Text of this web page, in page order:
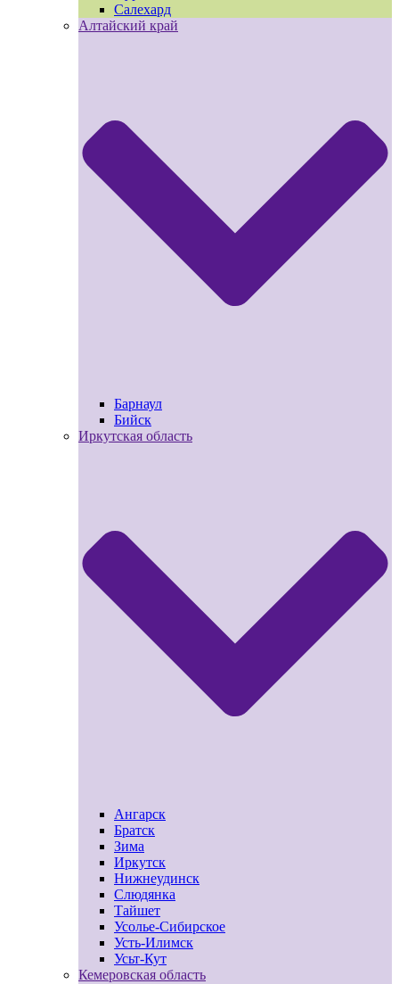
Салехард
Алтайский край
Барнаул
Бийск
Иркутская область
Ангарск
Братск
Зима
Иркутск
Нижнеудинск
Слюдянка
Тайшет
Усолье-Сибирское
Усть-Илимск
Усьт-Кут
Кемеровская область